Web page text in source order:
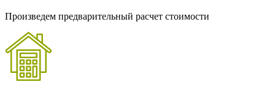
Произведем предварительный расчет стоимости